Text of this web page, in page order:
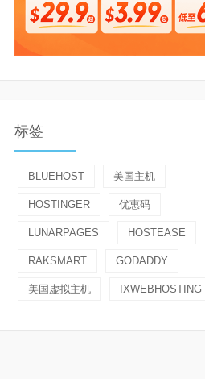
标签
BLUEHOST 美国主机
HOSTINGER 优惠码
LUNARPAGES HOSTEASE
RAKSMART GODADDY
美国虚拟主机 IXWEBHOSTING